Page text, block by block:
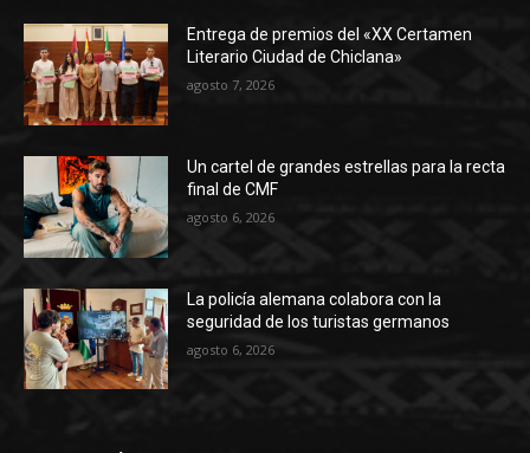
Entrega de premios del «XX Certamen
Literario Ciudad de Chiclana»
agosto 7, 2026
Un cartel de grandes estrellas para la recta
final de CMF
agosto 6, 2026
La policía alemana colabora con la
seguridad de los turistas germanos
agosto 6, 2026